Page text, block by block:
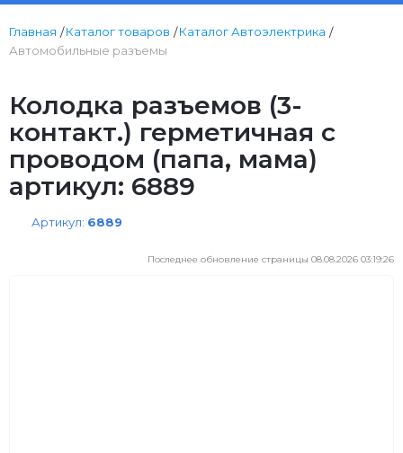
Главная Каталог товаров
Каталог Автоэлектрика
Автомобильные разъемы
Колодка разъемов (3-
контакт.) герметичная с
проводом (папа, мама)
артикул: 6889
Артикул: 6889
Последнее обновление страницы 08.08.2026 03:19:26